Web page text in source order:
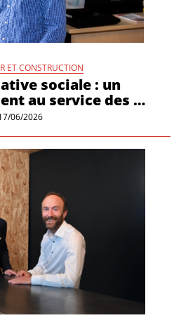
ET CONSTRUCTION
sociale : un
au service des …
06/2026